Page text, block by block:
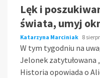
Lęk i
świata, umyj
Katarzyna Marciniak 8
W tym tygodniu na
Jelonek zatytułowana
Historia opowiada o